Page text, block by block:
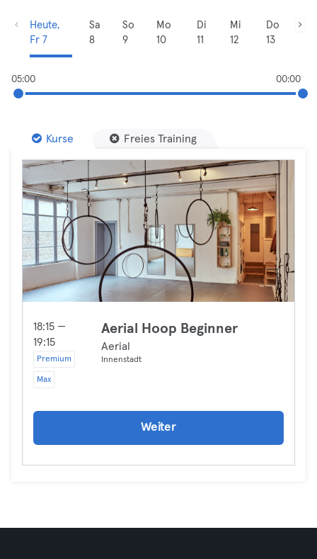
Heute,
Fr 7
Sa
8
So
9
Mo
10
Di
11
Mi
12
Do
13
05:00 00:00
Kurse Freies Training
18:15 —
19:15
Premium
Max
Aerial Hoop Beginner
Aerial
Innenstadt
Weiter